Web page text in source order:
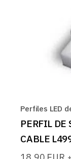
Perfiles LED
PERFIL DE
CABLE